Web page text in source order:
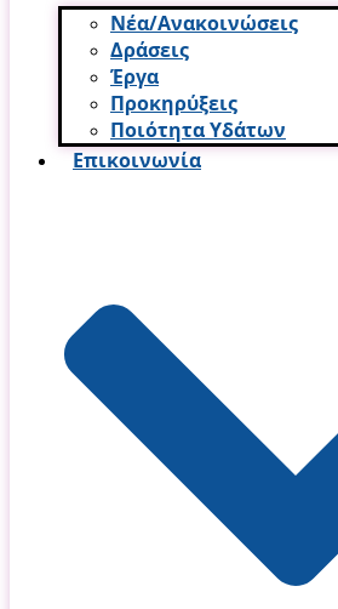
Νέα/Ανακοινώσεις
Δράσεις
Έργα
Προκηρύξεις
Ποιότητα Υδάτων
Επικοινωνία